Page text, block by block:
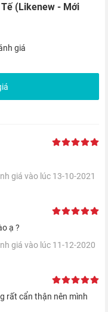
Retina HD 5,5 inch,
các tiêu chuẩn màu
Điện thoại cũng sử
(Likenew - Mới
giá
giá vào lúc 13-10-2021
ạ ?
giá vào lúc 11-12-2020